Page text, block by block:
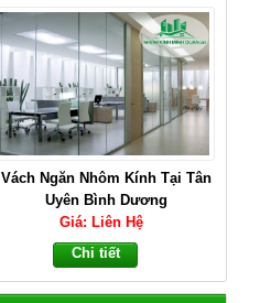
Vách Ngăn Nhôm Kính Tại Tân
Uyên Bình Dương
Giá: Liên Hệ
Chi tiết